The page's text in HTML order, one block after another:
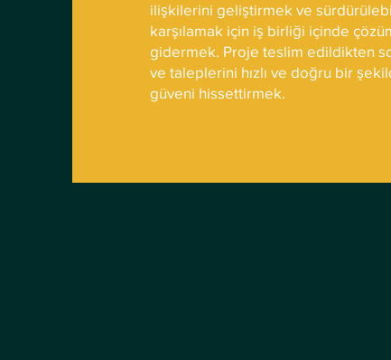
ilişkilerini geliştirmek ve
karşılamak için iş birliği içinde
gidermek. Proje teslim edildikten
ve taleplerini hızlı ve doğru bir
güveni hissettirmek.